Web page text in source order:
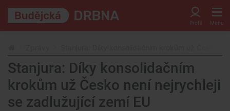
Stanjura: Díky konsolidačním
krokům už Česko není nejrychleji
se zadlužující zemí EU